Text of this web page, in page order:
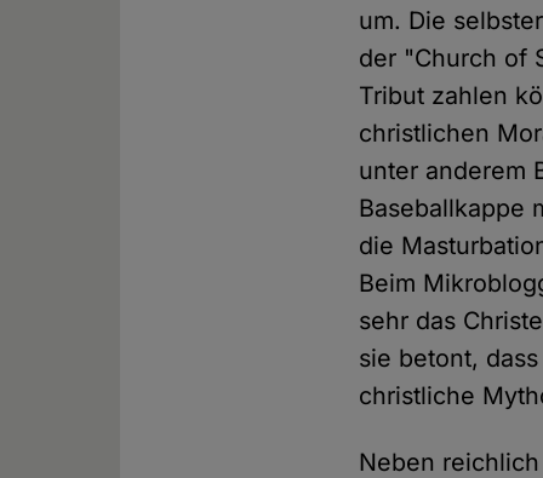
um. Die
der "Church of
Tribut zahlen
christlichen
unter anderem
Baseballkappe
die
Beim
sehr das
sie betont,
christliche
Neben